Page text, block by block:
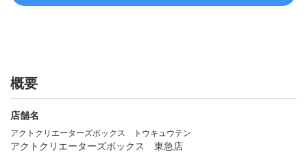
概要
店舗名
アクトクリエーターズボックス トウキュウテン
アクトクリエーターズボックス 東急店